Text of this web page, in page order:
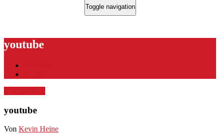
Toggle navigation
youtube
youtube
Von Kevin Heine